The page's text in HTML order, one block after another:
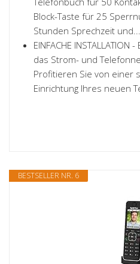
Block-Taste für 25
Stunden Sprechzeit und...
EINFACHE
das Strom- und
Profitieren Sie von einer
Einrichtung Ihres neuen
BESTSELLER NR. 6